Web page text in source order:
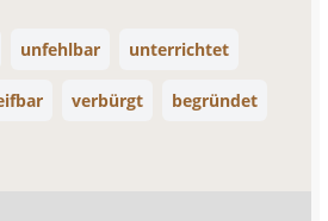
unfehlbar unterrichtet
verbürgt begründet